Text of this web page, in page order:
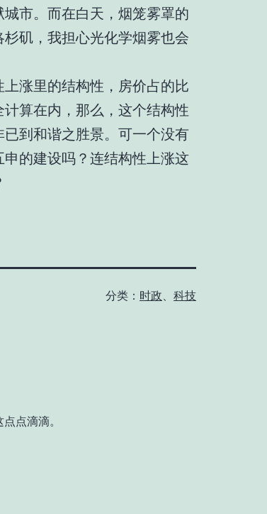
市。而在白天，烟笼雾罩的
矶，我担心光化学烟雾也会
涨里的结构性，房价占的比
算在内，那么，这个结构性
到和谐之胜景。可一个没有
的建设吗？连结构性上涨这
分类： 时政、 科技
点滴滴。